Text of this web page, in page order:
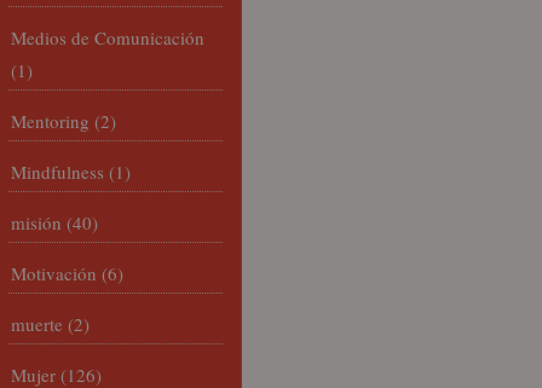
Medios de Comunicación
(1)
Mentoring (2)
Mindfulness (1)
misión (40)
Motivación (6)
muerte (2)
Mujer (126)